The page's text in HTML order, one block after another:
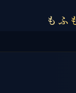
もふ